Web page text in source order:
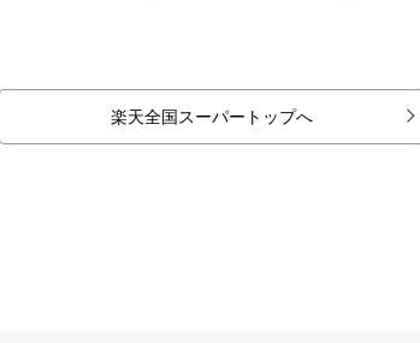
楽天全国スーパートップへ